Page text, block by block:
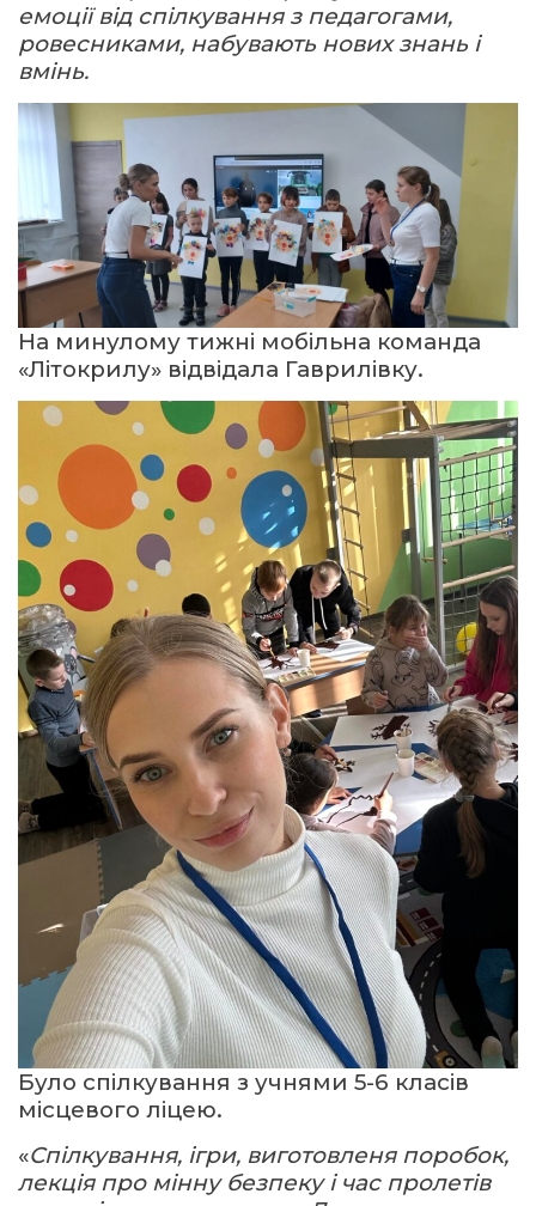
емоції від спілкування з педагогами,
ровесниками, набувають нових знань і
вмінь.
На минулому тижні мобільна команда
«Літокрилу» відвідала Гаврилівку.
Було спілкування з учнями 5-6 класів
місцевого ліцею.
«Спілкування, ігри, виготовленя поробок,
лекція про мінну безпеку і час пролетів